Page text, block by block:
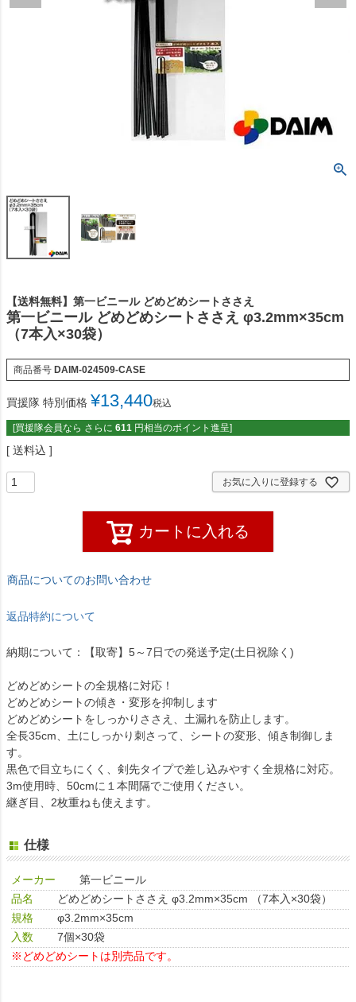
【送料無料】第一ビニール どめどめシートささえ
第一ビニール どめどめシートささえ φ3.2mm×35cm
（7本入×30袋）
商品番号 DAIM-024509-CASE
買援隊 特別価格 ¥13,440税込
[買援隊会員なら さらに 611 円相当のポイント進呈]
送料込
お気に入りに登録する
カートに入れる
商品についてのお問い合わせ
返品特約について
納期について：【取寄】5～7日での発送予定(土日祝除く)
どめどめシートの全規格に対応！
どめどめシートの傾き・変形を抑制します
どめどめシートをしっかりささえ、土漏れを防止します。
全長35cm、土にしっかり刺さって、シートの変形、傾き制御しま
す。
黒色で目立ちにくく、剣先タイプで差し込みやすく全規格に対応。
3m使用時、50cmに１本間隔でご使用ください。
継ぎ目、2枚重ねも使えます。
仕様
メーカー
第一ビニール
品名
どめどめシートささえ φ3.2mm×35cm （7本入×30袋）
規格
φ3.2mm×35cm
入数
7個×30袋
※どめどめシートは別売品です。